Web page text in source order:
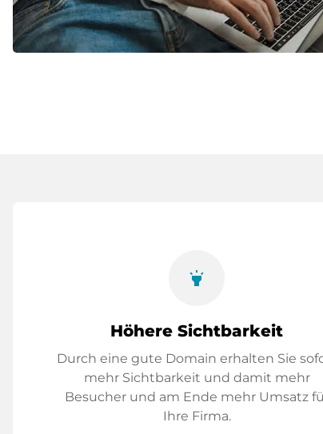
highlight
Höhere Sichtbarkeit
Durch eine gute Domain erhalten Sie
mehr Sichtbarkeit und damit mehr
Besucher und am Ende mehr Umsatz
Ihre Firma.